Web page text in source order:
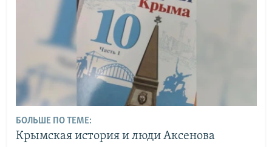
БОЛЬШЕ ПО ТЕМЕ:
Крымская история и люди Аксенова